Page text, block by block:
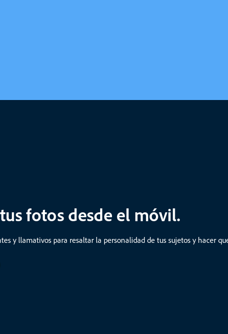
fotos desde el móvil.
y llamativos para resaltar la personalidad de tus sujetos y hacer